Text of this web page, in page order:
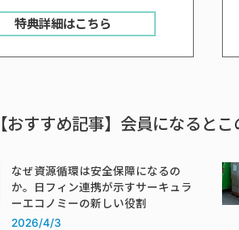
特典詳細はこちら
【おすすめ記事】会員になるとこ
なぜ資源循環は安全保障になるの
か。日フィン連携が示すサーキュラ
ーエコノミーの新しい役割
2026/4/3